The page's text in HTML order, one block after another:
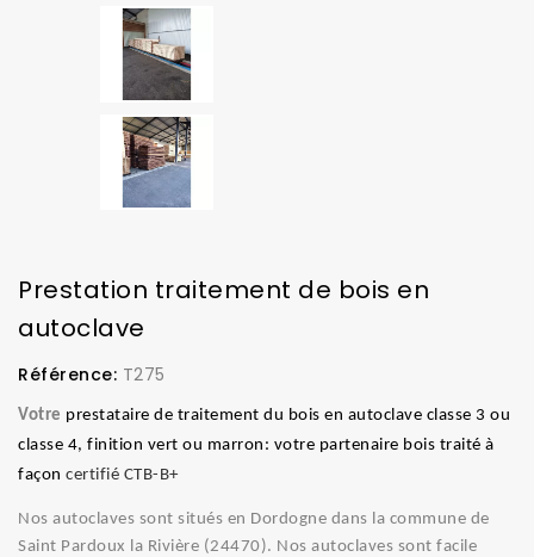
Prestation traitement de bois en
autoclave
Référence: T275
Votre prestataire de traitement du bois en autoclave classe 3 ou
classe 4, finition vert ou marron: votre partenaire bois traité à
façon certifié CTB-B+
Nos autoclaves sont situés en Dordogne dans la commune de
Saint Pardoux la Rivière (24470). Nos autoclaves sont facile